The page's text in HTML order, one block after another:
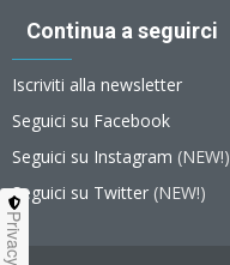
Continua a seguirci
Iscriviti alla newsletter
Seguici su Facebook
Seguici su Instagram (NEW!)
Seguici su Twitter (NEW!)
Privacy